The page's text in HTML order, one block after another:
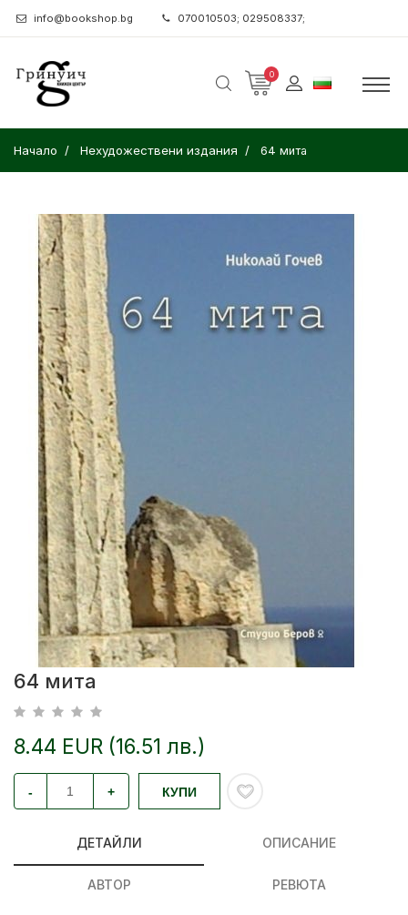
info@bookshop.bg 070010503; 029508337;
0
Начало Нехудожествени издания 64 мита
64 мита
8.44 EUR (16.51 лв.)
- + КУПИ
ДЕТАЙЛИ ОПИСАНИЕ
АВТОР РЕВЮТА